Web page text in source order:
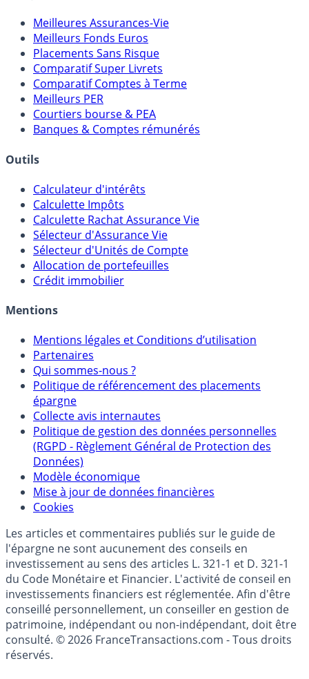
Meilleures Assurances-Vie
Meilleurs Fonds Euros
Placements Sans Risque
Comparatif Super Livrets
Comparatif Comptes à Terme
Meilleurs PER
Courtiers bourse & PEA
Calculateur d'intérêts
Calculette Impôts
Calculette Rachat Assurance Vie
Sélecteur d'Assurance Vie
Sélecteur d'Unités de Compte
Allocation de portefeuilles
Mentions légales et Conditions d’utilisation
Partenaires
Qui sommes-nous ?
Politique de référencement des placements
épargne
Collecte avis internautes
Politique de gestion des données personnelles
(RGPD - Règlement Général de Protection des
Données)
Modèle économique
Mise à jour de données financières
Cookies
Les articles et commentaires publiés sur le guide de
l'épargne ne sont aucunement des conseils en
investissement au sens des articles L. 321-1 et D. 321-1
du Code Monétaire et Financier. L'activité de conseil en
investissements financiers est réglementée. Afin d'être
conseillé personnellement, un conseiller en gestion de
patrimoine, indépendant ou non-indépendant, doit être
consulté. © 2026 FranceTransactions.com - Tous droits